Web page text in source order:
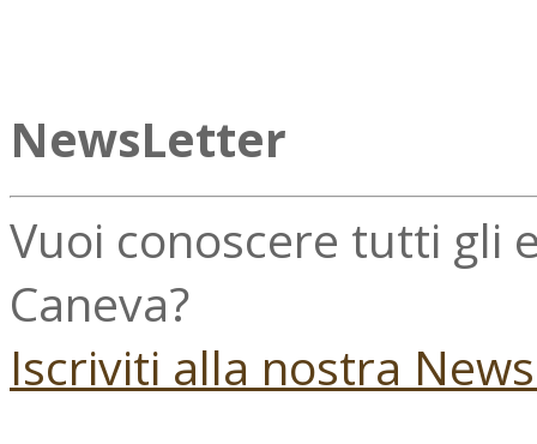
NewsLetter
Vuoi conoscere tutti gli
Caneva?
Iscriviti alla nostra